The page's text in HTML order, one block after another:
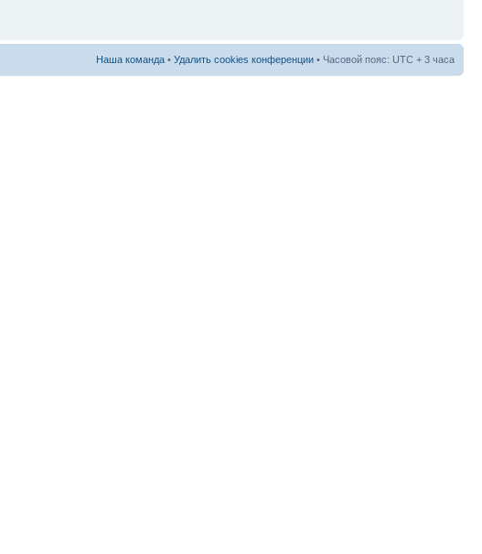
Наша команда • Удалить cookies конференции • Часовой пояс: UTC + 3 часа